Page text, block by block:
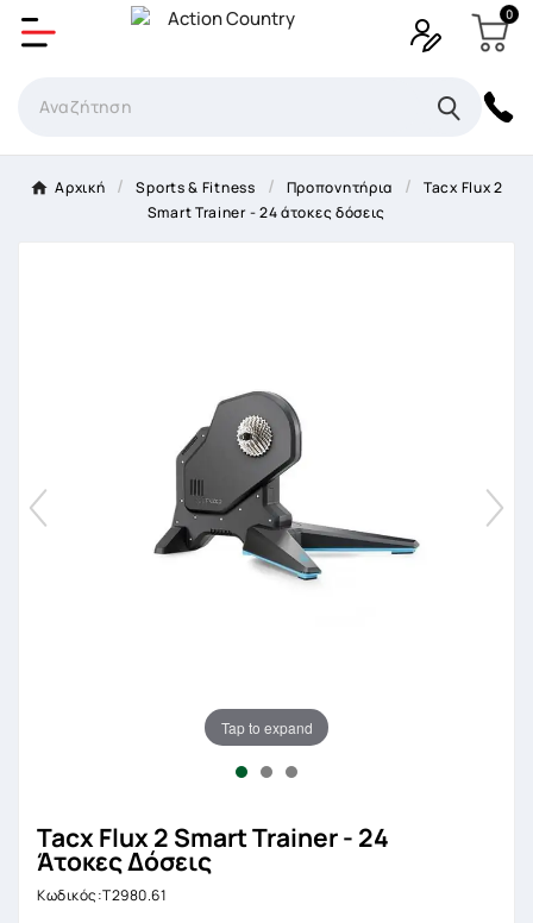
0
Αρχική Sports & Fitness Προπονητήρια
Tacx Flux 2
Smart Trainer - 24 άτοκες δόσεις
Tap to expand
Tacx Flux 2 Smart Trainer - 24
Άτοκες Δόσεις
Κωδικός:T2980.61
Δημιουργία λίστα επιθυμητών
×
Όνομα Λίστα επιθυμιτών
Δημιουργία λίστα επιθυμητών